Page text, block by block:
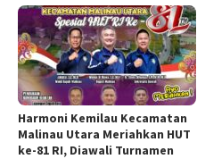
Harmoni Kemilau Kecamatan
Malinau Utara Meriahkan HUT
ke-81 RI, Diawali Turnamen